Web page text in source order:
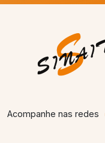
Acompanhe nas redes